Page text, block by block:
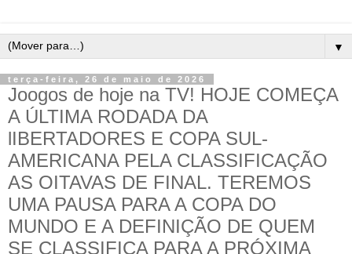
▼
terça-feira, 26 de maio de 2026
Joogos de hoje na TV! HOJE COMEÇA
A ÚLTIMA RODADA DA
lIBERTADORES E COPA SUL-
AMERICANA PELA CLASSIFICAÇÃO
AS OITAVAS DE FINAL. TEREMOS
UMA PAUSA PARA A COPA DO
MUNDO E A DEFINIÇÃO DE QUEM
SE CLASSIFICA PARA A PRÓXIMA